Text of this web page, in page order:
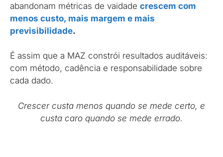
abandonam métricas de vaidade crescem com
menos custo, mais margem e mais
previsibilidade.
É assim que a MAZ constrói resultados auditáveis:
com método, cadência e responsabilidade sobre
cada dado.
Crescer custa menos quando se mede certo, e
custa caro quando se mede errado.